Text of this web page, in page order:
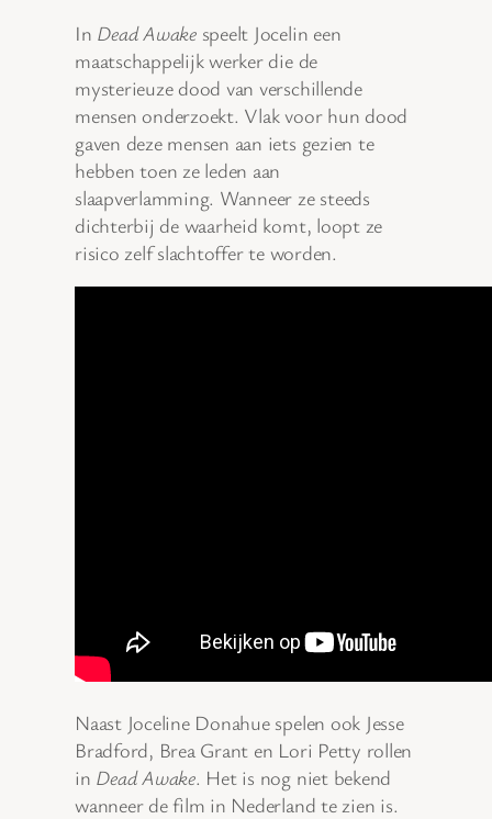
In Dead Awakespeelt Jocelin een
maatschappelijk werker die de
mysterieuze dood van verschillende
mensen onderzoekt. Vlak voor hun dood
gaven deze mensen aan iets gezien te
hebben toen ze leden aan
slaapverlamming. Wanneer ze steeds
dichterbij de waarheid komt, loopt ze
risico zelf slachtoffer te worden.
Naast Joceline Donahue spelen ook Jesse
Bradford, Brea Grant en Lori Petty rollen
in Dead Awake. Het is nog niet bekend
wanneer de film in Nederland te zien is.